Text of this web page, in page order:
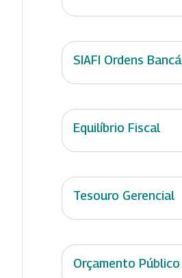
SIAFI Ordens
Equilíbrio Fiscal
Tesouro Gerencial
Orçamento Público